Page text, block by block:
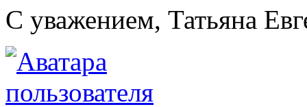
С уважением, Татьяна